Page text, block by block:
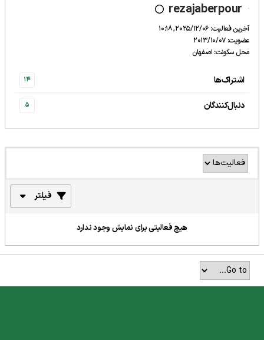
rezajaberpour
آخرین فعالیت: 2025/12/06, 10:18
عضویت: 2013/10/07
محل سکونت: اصفهان
اشتراک‌ها 14
دنبال‌کنندگان 5
فیلتر
هیچ فعالیتی برای نمایش وجود ندارد